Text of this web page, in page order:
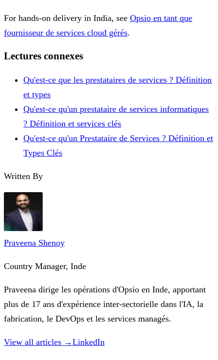
For hands-on delivery in India, see Opsio en tant que
fournisseur de services cloud gérés.
Lectures connexes
Qu'est-ce que les prestataires de services ? Définition
et types
Qu'est-ce qu'un prestataire de services informatiques
? Définition et services clés
Qu'est-ce qu'un Prestataire de Services ? Définition et
Types Clés
Written By
Praveena Shenoy
Country Manager, Inde
Praveena dirige les opérations d'Opsio en Inde, apportant
plus de 17 ans d'expérience inter-sectorielle dans l'IA, la
fabrication, le DevOps et les services managés.
View all articles →LinkedIn